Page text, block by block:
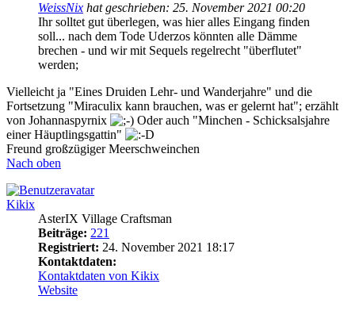
WeissNix hat geschrieben: 25. November 2021 00:20
Ihr solltet gut überlegen, was hier alles Eingang finden
soll... nach dem Tode Uderzos könnten alle Dämme
brechen - und wir mit Sequels regelrecht "überflutet"
werden;
Vielleicht ja "Eines Druiden Lehr- und Wanderjahre" und die
Fortsetzung "Miraculix kann brauchen, was er gelernt hat"; erzählt
von Johannaspyrnix
Oder auch "Minchen - Schicksalsjahre
einer Häuptlingsgattin"
Freund großzügiger Meerschweinchen
Nach oben
Kikix
AsterIX Village Craftsman
Beiträge: 221
Registriert: 24. November 2021 18:17
Kontaktdaten:
Kontaktdaten von Kikix
Website